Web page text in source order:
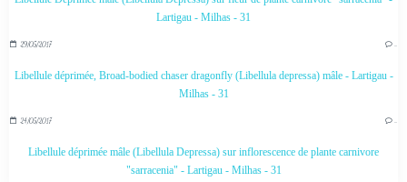
Lartigau - Milhas - 31
29/05/2017 …
Libellule déprimée, Broad-bodied chaser dragonfly (Libellula depressa) mâle - Lartigau -
Milhas - 31
24/05/2017 …
Libellule déprimée mâle (Libellula Depressa) sur inflorescence de plante carnivore
"sarracenia" - Lartigau - Milhas - 31